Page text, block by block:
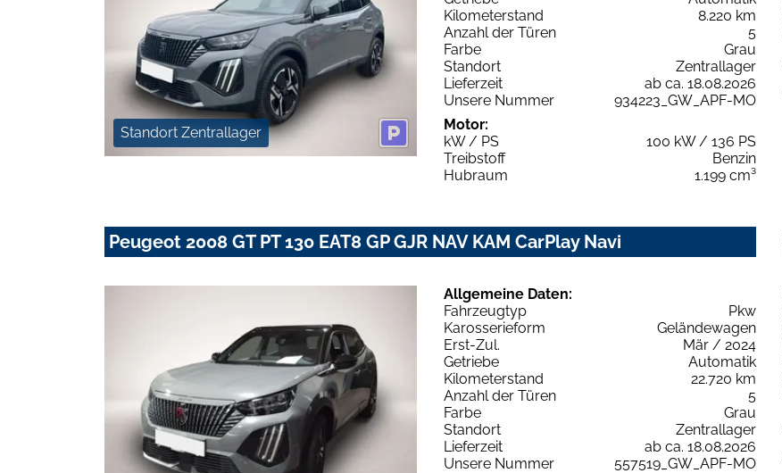
Standort Zentrallager
Kilometerstand
8.220 km
Anzahl der Türen
5
Farbe
Grau
Standort
Zentrallager
Lieferzeit
ab ca. 18.08.2026
Unsere Nummer
934223_GW_APF-MO
Motor:
kW / PS
100 kW / 136 PS
Treibstoff
Benzin
Hubraum
1.199 cm³
Peugeot 2008 GT PT 130 EAT8 GP GJR NAV KAM CarPlay Navi
Allgemeine Daten:
Fahrzeugtyp
Pkw
Karosserieform
Geländewagen
Erst-Zul.
Mär / 2024
Getriebe
Automatik
Kilometerstand
22.720 km
Anzahl der Türen
5
Farbe
Grau
Standort
Zentrallager
Lieferzeit
ab ca. 18.08.2026
Unsere Nummer
557519_GW_APF-MO